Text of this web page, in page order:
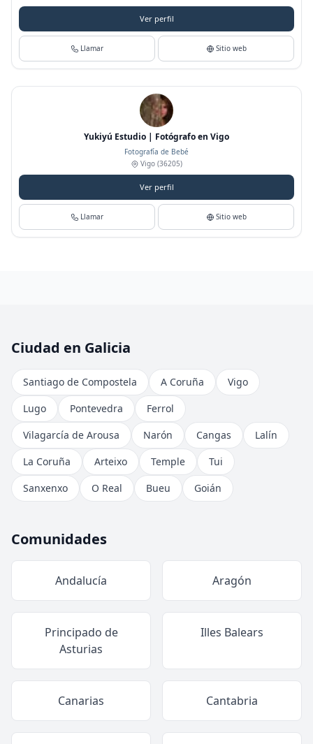
Ver perfil
Llamar Sitio web
Yukiyú Estudio | Fotógrafo en Vigo
Fotografía de Bebé
Vigo (36205)
Ver perfil
Llamar Sitio web
Ciudad en Galicia
Santiago de Compostela A Coruña
Vigo
Lugo
Pontevedra
Ferrol
Vilagarcía de Arousa
Narón Cangas
Lalín
La Coruña
Arteixo Temple
Tui
Sanxenxo
O Real Bueu Goián
Comunidades
Andalucía Aragón
Principado de
Asturias
Illes Balears
Canarias Cantabria